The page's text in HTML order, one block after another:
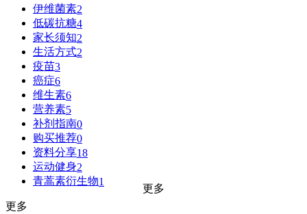
伊维菌素2
低碳抗糖4
家长须知2
生活方式2
疫苗3
癌症6
维生素6
营养素5
补剂指南0
购买推荐0
资料分享18
运动健身2
青蒿素衍生物1
更多
更多